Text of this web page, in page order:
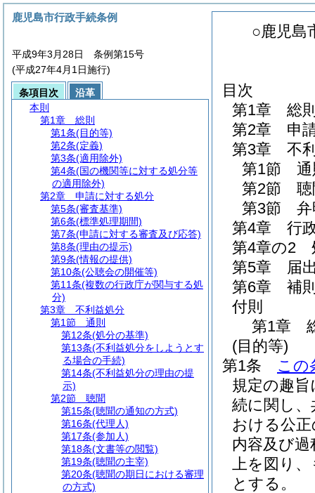
○鹿児島
目次
第1章
総
第2章
申
第3章
不
第1節
第2節
第3節
第4章
行
第4章の2
第5章
届
第6章
補
付則
第1章
(目的等)
第1条
この
規定の趣
続に関し
おける公
内容及び
上を図り
とする。
鹿児島市行政手続条例
平成9年3月28日 条例第15号
(平成27年4月1日施行)
条項目次
沿革
本則
第1章
総則
第1条(目的等)
第2条(定義)
第3条(適用除外)
第4条(国の機関等に対する処分等
の適用除外)
第2章
申請に対する処分
第5条(審査基準)
第6条(標準処理期間)
第7条(申請に対する審査及び応答)
第8条(理由の提示)
第9条(情報の提供)
第10条(公聴会の開催等)
第11条(複数の行政庁が関与する処
分)
第3章
不利益処分
第1節
通則
第12条(処分の基準)
第13条(不利益処分をしようとす
る場合の手続)
第14条(不利益処分の理由の提
示)
第2節
聴聞
第15条(聴聞の通知の方式)
第16条(代理人)
第17条(参加人)
第18条(文書等の閲覧)
第19条(聴聞の主宰)
第20条(聴聞の期日における審理
の方式)